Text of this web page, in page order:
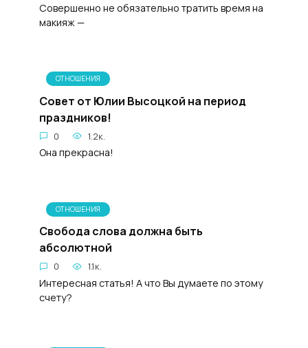
Совершенно не обязательно тратить время на
макияж —
ОТНОШЕНИЯ
Совет от Юлии Высоцкой на период
праздников!
0 1.2к.
Она прекрасна!
ОТНОШЕНИЯ
Свобода слова должна быть
абсолютной
0 1.1к.
Интересная статья! А что Вы думаете по этому
счету?